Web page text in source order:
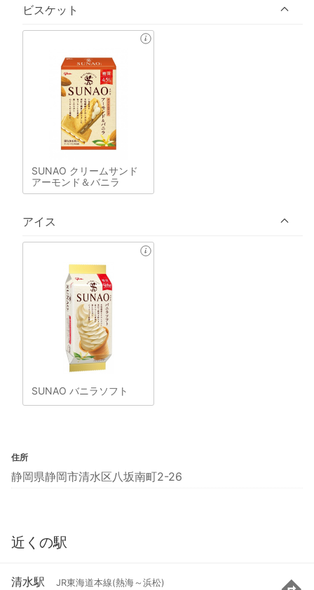
ビスケット
SUNAO クリームサンド
アーモンド＆バニラ
アイス
SUNAO バニラソフト
住所
静岡県静岡市清水区八坂南町2-26
近くの駅
清水駅 JR東海道本線(熱海～浜松)